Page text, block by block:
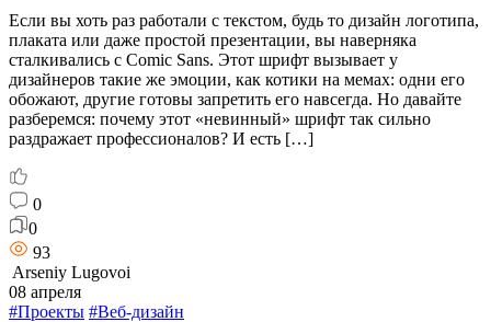
Если вы хоть раз работали с текстом, будь то дизайн логотипа,
плаката или даже простой презентации, вы наверняка
сталкивались с Comic Sans. Этот шрифт вызывает у
дизайнеров такие же эмоции, как котики на мемах: одни его
обожают, другие готовы запретить его навсегда. Но давайте
разберемся: почему этот «невинный» шрифт так сильно
раздражает профессионалов? И есть […]
0
0
93
Arseniy Lugovoi
08 апреля
#Проекты #Веб-дизайн